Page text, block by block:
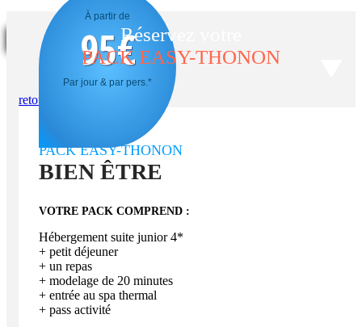
Réservez votre
PACK EASY-THONON
retour aux packs
PACK EASY-THONON
BIEN ÊTRE
VOTRE PACK COMPREND :
Hébergement suite junior 4*
+ petit déjeuner
+ un repas
+ modelage de 20 minutes
+ entrée au spa thermal
+ pass activité
À partir de
95€
Par jour & par pers.*